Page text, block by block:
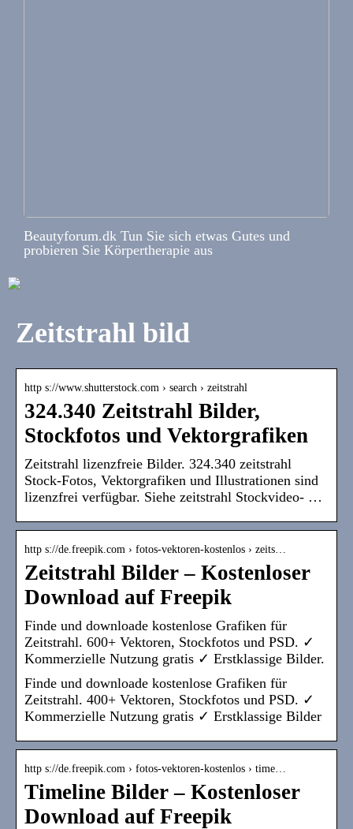
Beautyforum.dk Tun Sie sich etwas Gutes und
probieren Sie Körpertherapie aus
Zeitstrahl bild
http s://www.shutterstock.com › search › zeitstrahl
324.340 Zeitstrahl Bilder,
Stockfotos und Vektorgrafiken
Zeitstrahl lizenzfreie Bilder. 324.340 zeitstrahl
Stock-Fotos, Vektorgrafiken und Illustrationen sind
lizenzfrei verfügbar. Siehe zeitstrahl Stockvideo- …
http s://de.freepik.com › fotos-vektoren-kostenlos › zeits…
Zeitstrahl Bilder – Kostenloser
Download auf Freepik
Finde und downloade kostenlose Grafiken für
Zeitstrahl. 600+ Vektoren, Stockfotos und PSD. ✓
Kommerzielle Nutzung gratis ✓ Erstklassige Bilder.
Finde und downloade kostenlose Grafiken für
Zeitstrahl. 400+ Vektoren, Stockfotos und PSD. ✓
Kommerzielle Nutzung gratis ✓ Erstklassige Bilder
http s://de.freepik.com › fotos-vektoren-kostenlos › time…
Timeline Bilder – Kostenloser
Download auf Freepik